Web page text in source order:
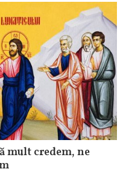
mult credem, ne